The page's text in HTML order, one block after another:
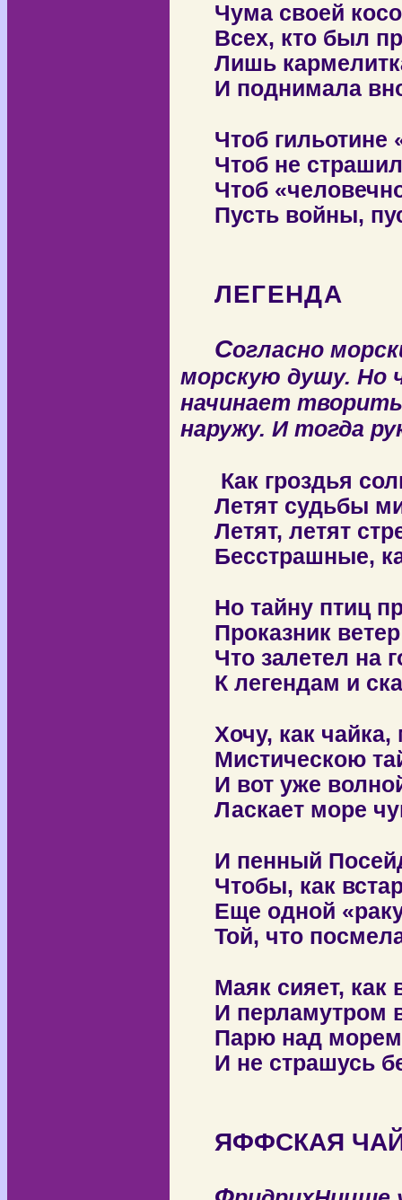
Чума своей
Всех, кто был
Лишь
И поднимала
Чтоб гильотине
Чтоб не
Чтоб
Пусть войны,
ЛЕГЕНДА
Согласно
морскую душу. Но
начинает
наружу. И тогда
Как гроздья
Летят судьбы
Летят, летят
Бесстрашные,
Но тайну птиц
Проказник
Что залетел на
К легендам и
Хочу, как
Мистическою
И вот уже
Ласкает море
И пенный
Чтобы, как
Еще одной
Той, что
Маяк сияет, как
И перламутром
Парю над
И не страшусь
ЯФФСКАЯ